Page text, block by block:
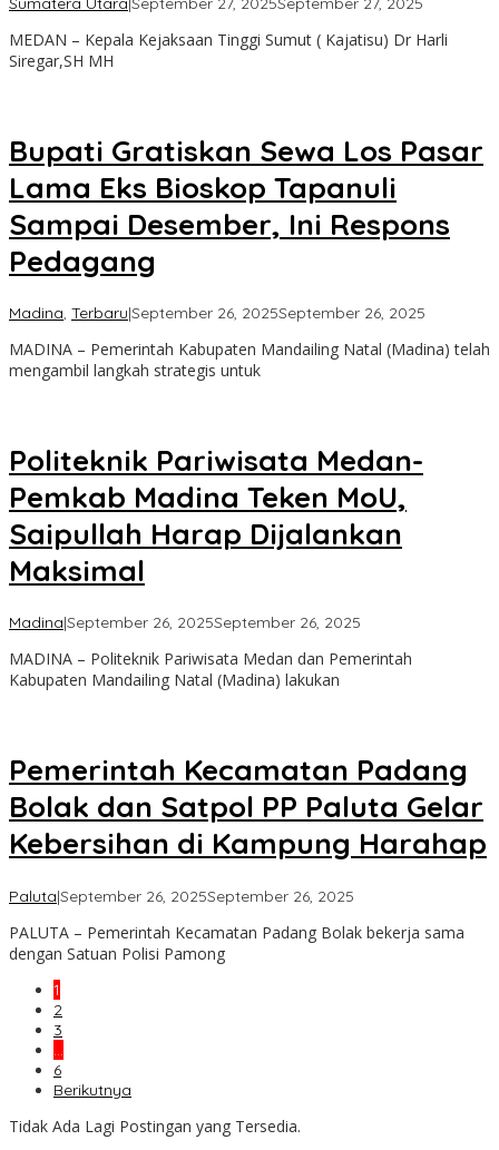
MEDAN – Kepala Kejaksaan Tinggi Sumut ( Kajatisu) Dr Harli
Siregar,SH MH
Bupati Gratiskan Sewa Los Pasar
Lama Eks Bioskop Tapanuli
Sampai Desember, Ini Respons
Pedagang
Madina, Terbaru|September 26, 2025September 26, 2025
MADINA – Pemerintah Kabupaten Mandailing Natal (Madina) telah
mengambil langkah strategis untuk
Politeknik Pariwisata Medan-
Pemkab Madina Teken MoU,
Saipullah Harap Dijalankan
Maksimal
Madina|September 26, 2025September 26, 2025
MADINA – Politeknik Pariwisata Medan dan Pemerintah
Kabupaten Mandailing Natal (Madina) lakukan
Pemerintah Kecamatan Padang
Bolak dan Satpol PP Paluta Gelar
Kebersihan di Kampung Harahap
Paluta|September 26, 2025September 26, 2025
PALUTA – Pemerintah Kecamatan Padang Bolak bekerja sama
dengan Satuan Polisi Pamong
1
2
3
…
6
Berikutnya
Tidak Ada Lagi Postingan yang Tersedia.